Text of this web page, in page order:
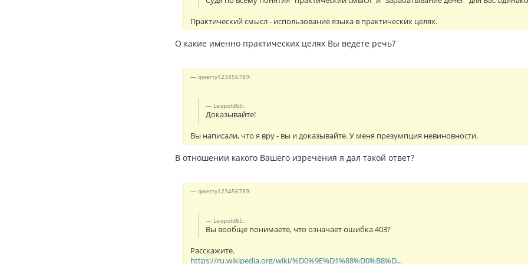
Практический смысл - использование языка в практических целях.
О какие именно практических целях Вы ведёте речь?
qwerty123456789:
Leopold65:
Доказывайте!
Вы написали, что я вру - вы и доказывайте. У меня презумпция невиновности.
В отношении какого Вашего изречения я дал такой ответ?
qwerty123456789:
Leopold65:
Вы вообще понимаете, что означает ошибка 403?
Расскажите.
https://ru.wikipedia.org/wiki/%D0%9E%D1%88%D0%B8%D...